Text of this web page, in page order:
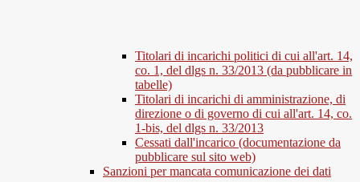
Titolari di incarichi politici di cui all'art. 14,
co. 1, del dlgs n. 33/2013 (da pubblicare in
tabelle)
Titolari di incarichi di amministrazione, di
direzione o di governo di cui all'art. 14, co.
1-bis, del dlgs n. 33/2013
Cessati dall'incarico (documentazione da
pubblicare sul sito web)
Sanzioni per mancata comunicazione dei dati